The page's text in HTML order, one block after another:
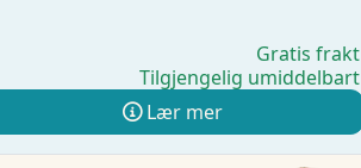
Gratis frakt
Tilgjengelig umiddelbart
Lær mer